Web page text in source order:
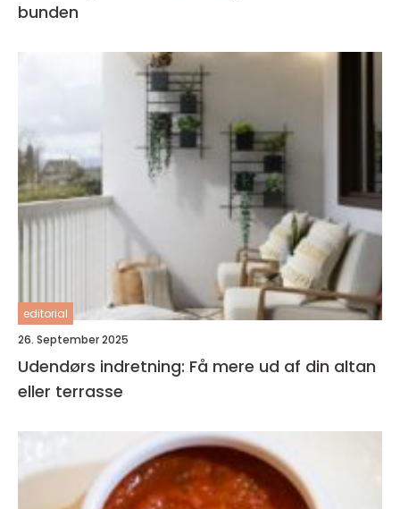
bunden
editorial
26. September 2025
Udendørs indretning: Få mere ud af din altan
eller terrasse